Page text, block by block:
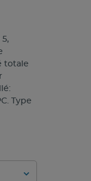
totale
Type